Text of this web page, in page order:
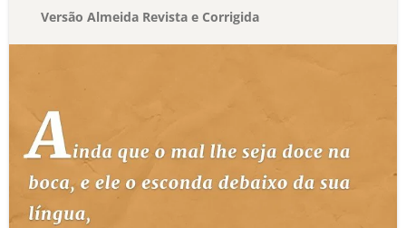
Versão Almeida Revista e Corrigida